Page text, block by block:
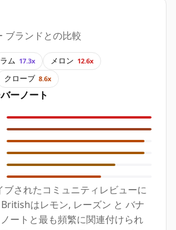
ブランドとの比較
ラム 17.3x メロン 12.6x
クローブ 8.6x
ーノート
ブされたコミュニティレビューに
はレモン, レーズン と バナ
ートと最も頻繁に関連付けられ